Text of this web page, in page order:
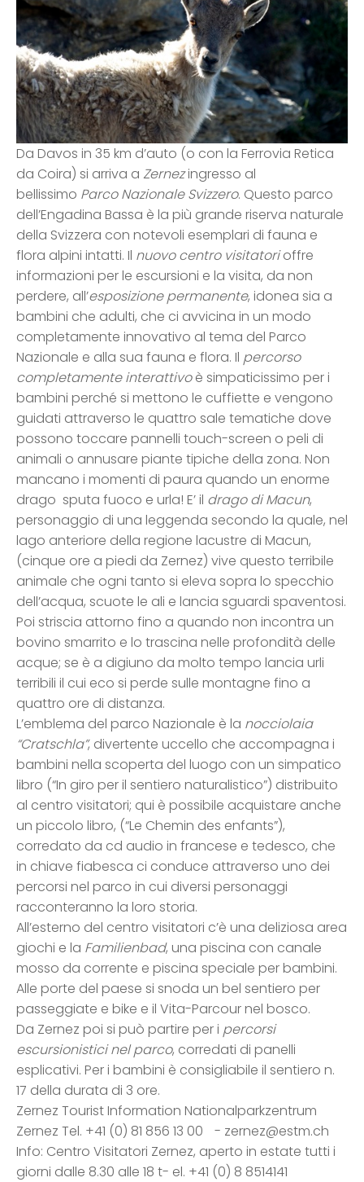
Da Davos in 35 km d’auto (o con la Ferrovia Retica
da Coira) si arriva a Zernezingresso al
bellissimo Parco Nazionale Svizzero. Questo parco
dell’Engadina Bassa è la più grande riserva naturale
della Svizzera con notevoli esemplari di fauna e
flora alpini intatti. Il nuovo centro visitatorioffre
informazioni per le escursioni e la visita, da non
perdere, all’esposizione permanente, idonea sia a
bambini che adulti, che ci avvicina in un modo
completamente innovativo al tema del Parco
Nazionale e alla sua fauna e flora. Il percorso
completamente interattivoè simpaticissimo per i
bambini perché si mettono le cuffiette e vengono
guidati attraverso le quattro sale tematiche dove
possono toccare pannelli touch-screen o peli di
animali o annusare piante tipiche della zona. Non
mancano i momenti di paura quando un enorme
drago sputa fuoco e urla! E’ il drago di Macun,
personaggio di una leggenda secondo la quale, nel
lago anteriore della regione lacustre di Macun,
(cinque ore a piedi da Zernez) vive questo terribile
animale che ogni tanto si eleva sopra lo specchio
dell’acqua, scuote le ali e lancia sguardi spaventosi.
Poi striscia attorno fino a quando non incontra un
bovino smarrito e lo trascina nelle profondità delle
acque; se è a digiuno da molto tempo lancia urli
terribili il cui eco si perde sulle montagne fino a
quattro ore di distanza.
L’emblema del parco Nazionale è la nocciolaia
“Cratschla”, divertente uccello che accompagna i
bambini nella scoperta del luogo con un simpatico
libro (“In giro per il sentiero naturalistico”) distribuito
al centro visitatori; qui è possibile acquistare anche
un piccolo libro, (“Le Chemin des enfants”),
corredato da cd audio in francese e tedesco, che
in chiave fiabesca ci conduce attraverso uno dei
percorsi nel parco in cui diversi personaggi
racconteranno la loro storia.
All’esterno del centro visitatori c’è una deliziosa area
giochi e la Familienbad, una piscina con canale
mosso da corrente e piscina speciale per bambini.
Alle porte del paese si snoda un bel sentiero per
passeggiate e bike e il Vita-Parcour nel bosco.
Da Zernez poi si può partire per i percorsi
escursionistici nel parco, corredati di panelli
esplicativi. Per i bambini è consigliabile il sentiero n.
17 della durata di 3 ore.
Zernez Tourist Information Nationalparkzentrum
Zernez Tel. +41 (0) 81 856 13 00 - zernez@estm.ch
Info: Centro Visitatori Zernez, aperto in estate tutti i
giorni dalle 8.30 alle 18 t- el. +41 (0) 8 8514141